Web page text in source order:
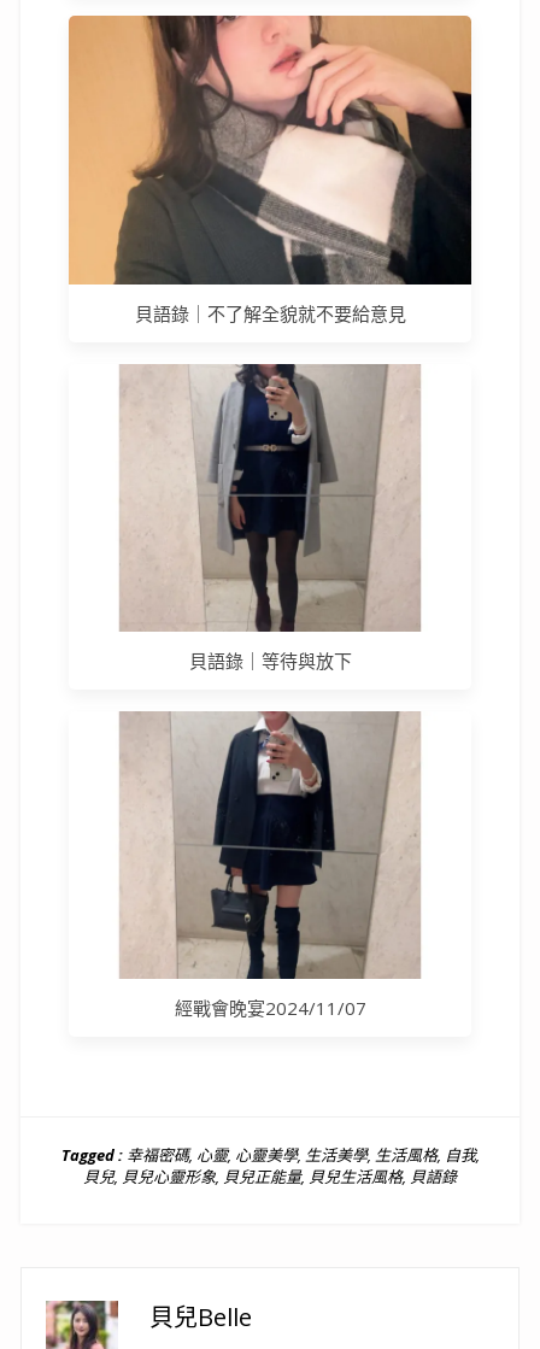
貝語錄｜不了解全貌就不要給意見
貝語錄｜等待與放下
經戰會晚宴2024/11/07
Tagged : 幸福密碼, 心靈, 心靈美學, 生活美學, 生活風格, 自我,
貝兒, 貝兒心靈形象, 貝兒正能量, 貝兒生活風格, 貝語錄
貝兒Belle